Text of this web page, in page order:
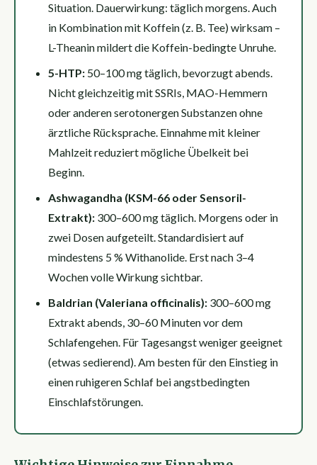
Situation. Dauerwirkung: täglich morgens. Auch
in Kombination mit Koffein (z. B. Tee) wirksam –
L-Theanin mildert die Koffein-bedingte Unruhe.
5-HTP: 50–100 mg täglich, bevorzugt abends.
Nicht gleichzeitig mit SSRIs, MAO-Hemmern
oder anderen serotonergen Substanzen ohne
ärztliche Rücksprache. Einnahme mit kleiner
Mahlzeit reduziert mögliche Übelkeit bei
Beginn.
Ashwagandha (KSM-66 oder Sensoril-
Extrakt): 300–600 mg täglich. Morgens oder in
zwei Dosen aufgeteilt. Standardisiert auf
mindestens 5 % Withanolide. Erst nach 3–4
Wochen volle Wirkung sichtbar.
Baldrian (Valeriana officinalis): 300–600 mg
Extrakt abends, 30–60 Minuten vor dem
Schlafengehen. Für Tagesangst weniger geeignet
(etwas sedierend). Am besten für den Einstieg in
einen ruhigeren Schlaf bei angstbedingten
Einschlafstörungen.